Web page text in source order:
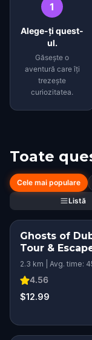
1
Alege-ți quest-
ul.
Găsește o
aventură care îți
trezește
curiozitatea.
Toate
Cele mai populare
Listă
Ghosts of
Tour &
2.3 km | Avg. time:
4.56
$12.99